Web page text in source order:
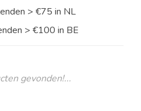
> €75 in NL
> €100 in BE
gevonden!...